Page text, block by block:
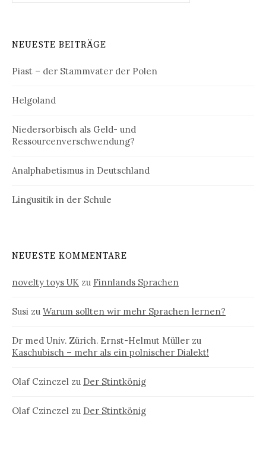
NEUESTE BEITRÄGE
Piast – der Stammvater der Polen
Helgoland
Niedersorbisch als Geld- und
Ressourcenverschwendung?
Analphabetismus in Deutschland
Lingusitik in der Schule
NEUESTE KOMMENTARE
novelty toys UK zu Finnlands Sprachen
Susi zu Warum sollten wir mehr Sprachen lernen?
Dr med Univ. Zürich. Ernst-Helmut Müller zu
Kaschubisch – mehr als ein polnischer Dialekt!
Olaf Czinczel zu Der Stintkönig
Olaf Czinczel zu Der Stintkönig